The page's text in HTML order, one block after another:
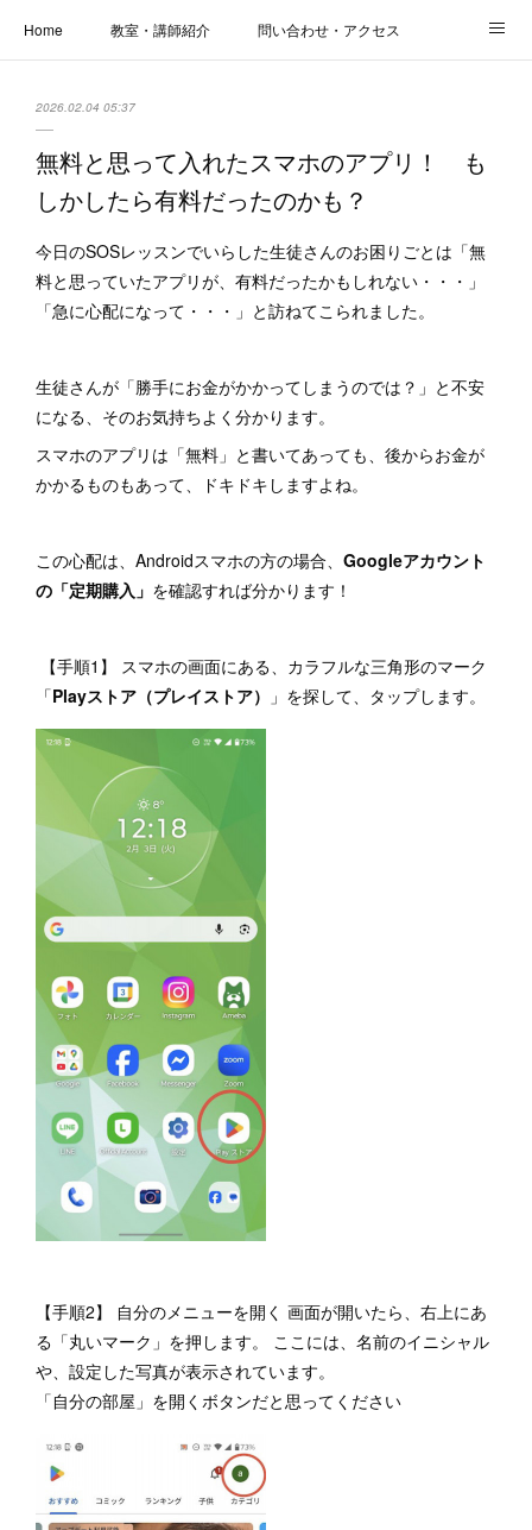
Home 教室・講師紹介 問い合わせ・アクセス
2026.02.04 05:37
無料と思って入れたスマホのアプリ！ も
しかしたら有料だったのかも？
今日のSOSレッスンでいらした生徒さんのお困りごとは「無
料と思っていたアプリが、有料だったかもしれない・・・」
「急に心配になって・・・」と訪ねてこられました。
生徒さんが「勝手にお金がかかってしまうのでは？」と不安
になる、そのお気持ちよく分かります。
スマホのアプリは「無料」と書いてあっても、後からお金が
かかるものもあって、ドキドキしますよね。
この心配は、Androidスマホの方の場合、 Googleアカウント
の「定期購入」 を確認すれば分かります！
【手順1】 スマホの画面にある、カラフルな三角形のマーク
「Playストア（プレイストア） 」を探して、タップします。
【手順2】 自分のメニューを開く 画面が開いたら、右上にあ
る「丸いマーク」を押します。 ここには、名前のイニシャル
や、設定した写真が表示されています。
「自分の部屋」を開くボタンだと思ってください